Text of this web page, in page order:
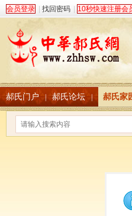
会员登录 找回密码 10秒快速注册会
郝氏门户 | 郝氏论坛 | 郝氏家